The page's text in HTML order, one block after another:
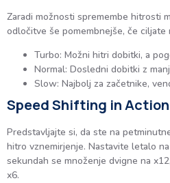
Zaradi možnosti spremembe hitrosti
odločitve še pomembnejše, če ciljate
Turbo: Možni hitri dobitki, a
Normal: Dosledni dobitki z
Slow: Najbolj za začetnike,
Speed Shifting in Action
Predstavljajte si, da ste na
hitro vznemirjenje. Nastavite letalo
sekundah se množenje dvigne na
x6.